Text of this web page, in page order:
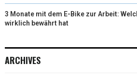
3 Monate mit dem E-Bike zur Arbeit:
wirklich bewährt hat
ARCHIVES